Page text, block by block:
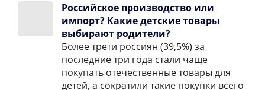
Российское производство или
импорт? Какие детские товары
выбирают родители?
Более трети россиян (39,5%) за
последние три года стали чаще
покупать отечественные товары для
детей, а сократили такие покупки всего